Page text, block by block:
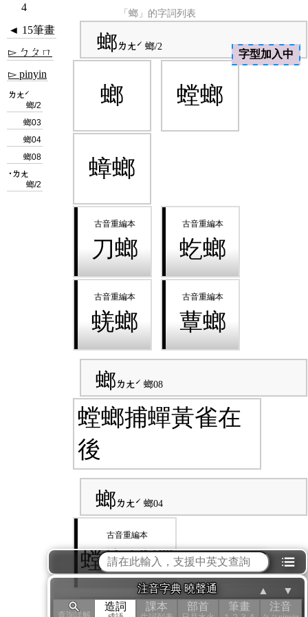
「螂」的字詞列表
◄ 15筆畫
▻ ㄅㄆㄇ
▻ pinyin
ㄌㄤˊ
螂/2
螂03
螂04
螂08
˙ㄌㄤ
螂/2
螂ㄌㄤˊ 螂/2
螂 螳螂
蟑螂
刀螂 虼螂
蜣螂 蕈螂
螂ㄌㄤˊ 螂08
螳螂捕蟬黃雀在
後
螂ㄌㄤˊ 螂04
螳螂搏蟬 ⁝☰
注音字典 曉聲通
造詞 課本 部首 筆畫 注音
▲ ▼
4
字型加入中